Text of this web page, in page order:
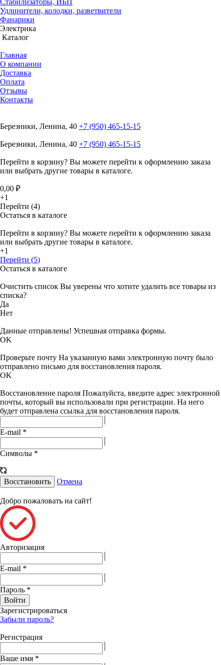
Удлинители, колодки, разветвители
Фанарики
Электрика
Каталог
Главная
О компании
Доставка
Оплата
Отзывы
Контакты
Березники, Ленина, 40 +7 (950) 465-15-15
Березники, Ленина, 40 +7 (950) 465-15-15
Перейти в корзину? Вы можете перейти к оформлению заказа
или выбрать другие товары в каталоге.
0,00 ₽
+1
Перейти (4)
Остаться в каталоге
Перейти в корзину? Вы можете перейти к оформлению заказа
или выбрать другие товары в каталоге.
+1
Перейти (5)
Остаться в каталоге
Очистить список Вы уверены что хотите удалить все товары из
списка?
Да
Нет
Данные отправлены! Успешная отправка формы.
OK
Проверьте почту На указанную вами электронную почту было
отправлено письмо для восстановления пароля.
OK
Восстановление пароля Пожалуйста, введите адрес электронной
почты, который вы использовали при регистрации. На него
будет отправлена ссылка для восстановления пароля.
E-mail *
Символы *
Восстановить Отмена
Добро пожаловать на сайт!
Авторизация
E-mail *
Пароль *
Войти
Зарегистрироваться
Забыли пароль?
Регистрация
Ваше имя *